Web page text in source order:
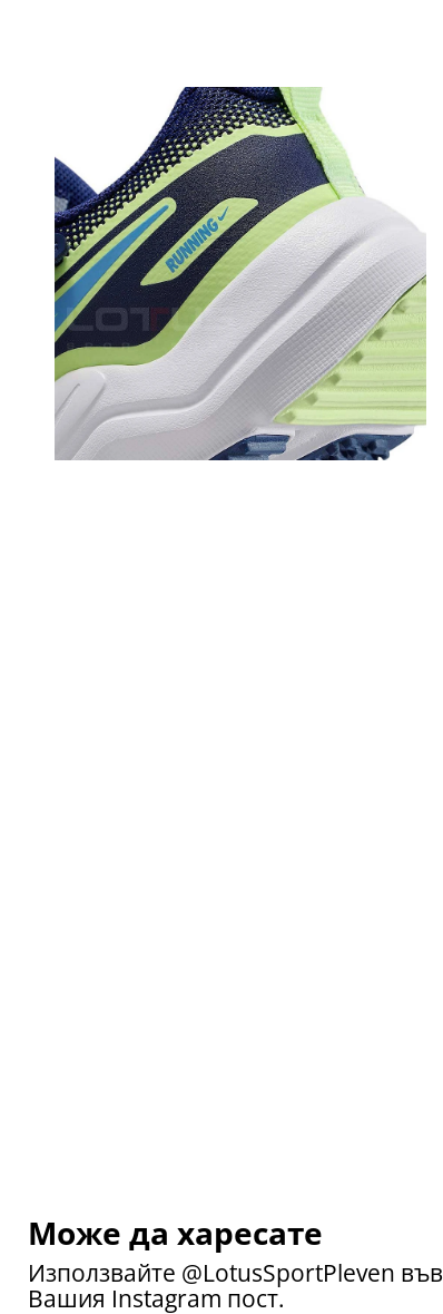
Може да харесате
Използвайте @LotusSportPleven във
Вашия Instagram пост.